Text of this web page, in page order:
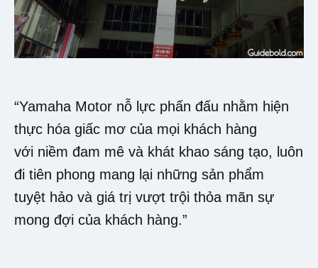
“Yamaha Motor nỗ lực phấn đấu nhằm hiện
thực hóa giấc mơ của mọi khách hàng
với niềm đam mê và khát khao sáng tạo, luôn
đi tiên phong mang lại những sản phẩm
tuyệt hảo và giá trị vượt trội thỏa mãn sự
mong đợi của khách hàng.”